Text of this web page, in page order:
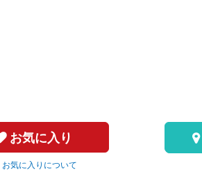
お気に入り
お気に入りについて